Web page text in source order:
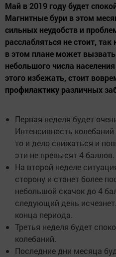
Май в 2019 году будет
Магнитные бури в этом
сильных неудобств и
расслабляться не стоит,
в этом плане может
небольшого числа
этого избежать, стоит
профилактику различных
Первая неделя будет
Интенсивность
то и дело снижаться и
эти не превысят 4 баллов.
На второй неделе
сторону и станет более
небольшой скачок до 4
следующий день
конца периода.
Третья неделя будет
колебаний.
Последние дни месяца